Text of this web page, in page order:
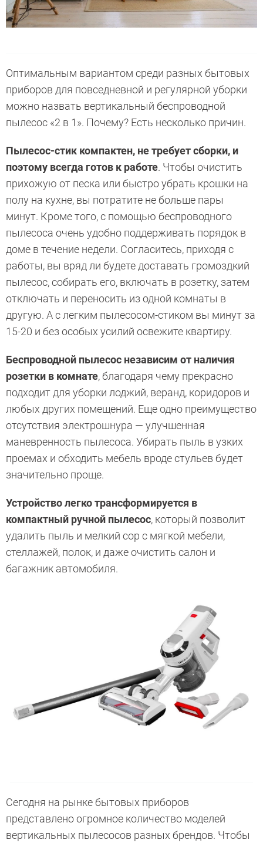
Оптимальным вариантом среди разных бытовых
приборов для повседневной и регулярной уборки
можно назвать вертикальный беспроводной
пылесос «2 в 1». Почему? Есть несколько причин.
Пылесос-стик компактен, не требует сборки, и
поэтому всегда готов к работе. Чтобы очистить
прихожую от песка или быстро убрать крошки на
полу на кухне, вы потратите не больше пары
минут. Кроме того, с помощью беспроводного
пылесоса очень удобно поддерживать порядок в
доме в течение недели. Согласитесь, приходя с
работы, вы вряд ли будете доставать громоздкий
пылесос, собирать его, включать в розетку, затем
отключать и переносить из одной комнаты в
другую. А с легким пылесосом-стиком вы минут за
15-20 и без особых усилий освежите квартиру.
Беспроводной пылесос независим от наличия
розетки в комнате, благодаря чему прекрасно
подходит для уборки лоджий, веранд, коридоров и
любых других помещений. Еще одно преимущество
отсутствия электрошнура — улучшенная
маневренность пылесоса. Убирать пыль в узких
проемах и обходить мебель вроде стульев будет
значительно проще.
Устройство легко трансформируется в
компактный ручной пылесос, который позволит
удалить пыль и мелкий сор с мягкой мебели,
стеллажей, полок, и даже очистить салон и
багажник автомобиля.
Cегодня на рынке бытовых приборов
представлено огромное количество моделей
вертикальных пылесосов разных брендов. Чтобы